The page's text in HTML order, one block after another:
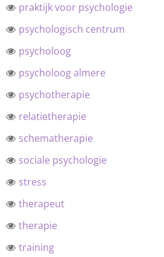
praktijk voor psychologie
psychologisch centrum
psycholoog
psycholoog almere
psychotherapie
relatietherapie
schematherapie
sociale psychologie
stress
therapeut
therapie
training